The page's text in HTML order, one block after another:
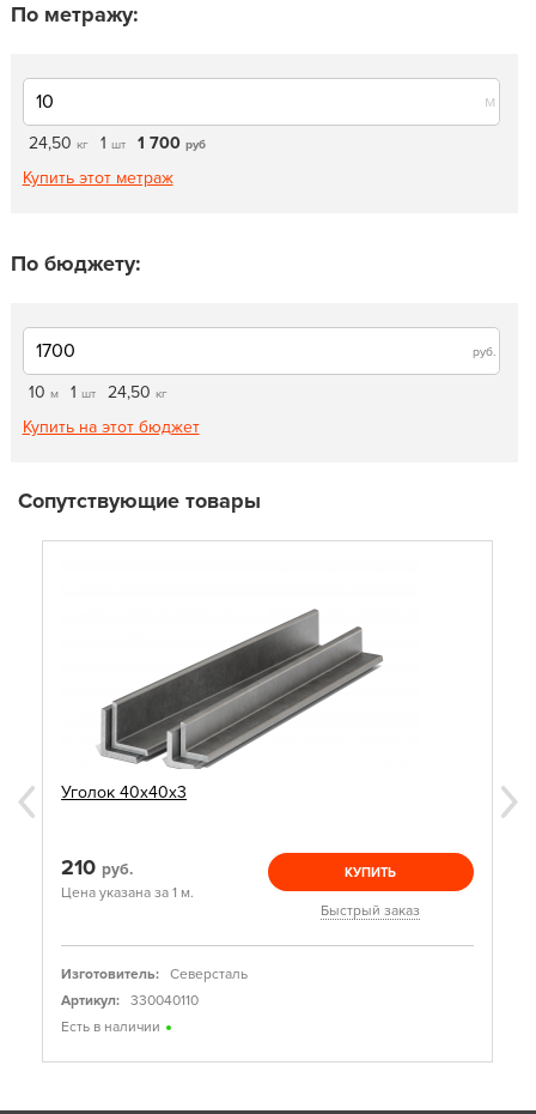
По метражу:
м
24,50 кг 1 шт 1 700 руб
Купить этот метраж
По бюджету:
руб.
10 м 1 шт 24,50 кг
Купить на этот бюджет
Сопутствующие товары
Уголок 40х40х3
210 руб.
Цена указана за 1 м.
КУПИТЬ
Быстрый заказ
Изготовитель:
Северсталь
Артикул:
330040110
Есть в наличии